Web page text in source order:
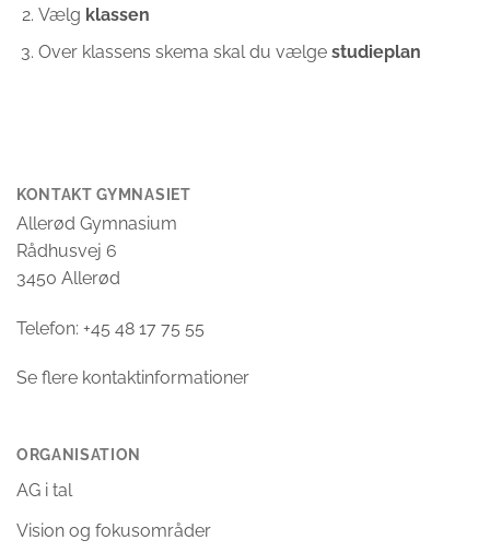
Vælg klassen
Over klassens skema skal du vælge studieplan
KONTAKT GYMNASIET
Allerød Gymnasium
Rådhusvej 6
3450 Allerød
Telefon: +45 48 17 75 55
Se flere kontaktinformationer
ORGANISATION
AG i tal
Vision og fokusområder